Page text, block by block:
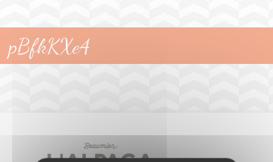
pBfkKXe4